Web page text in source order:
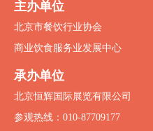
主办单位
北京市餐饮行业协会
商业饮食服务业发展中心
承办单位
北京恒辉国际展览有限公司
参观热线：010-87709177